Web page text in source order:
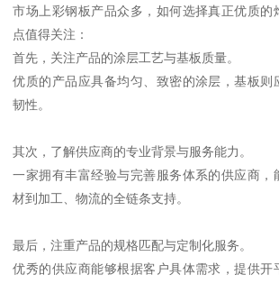
市场上彩钢板产品众多，如何选择真正优质的
点值得关注：
首先，关注产品的涂层工艺与基板质量。
优质的产品应具备均匀、致密的涂层，基板则
韧性。
其次，了解供应商的专业背景与服务能力。
一家拥有丰富经验与完善服务体系的供应商，
材到加工、物流的全链条支持。
最后，注重产品的规格匹配与定制化服务。
优秀的供应商能够根据客户具体需求，提供开